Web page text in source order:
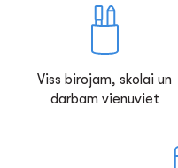
Viss birojam, skolai un
darbam vienuviet